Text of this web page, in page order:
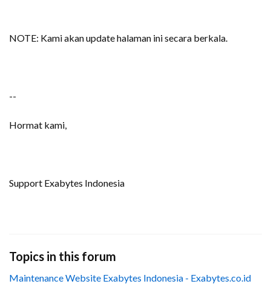
NOTE: Kami akan update halaman ini secara berkala.
--
Hormat kami,
Support Exabytes Indonesia
Topics in this forum
Maintenance Website Exabytes Indonesia - Exabytes.co.id